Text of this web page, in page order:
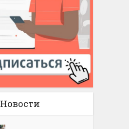
Новости